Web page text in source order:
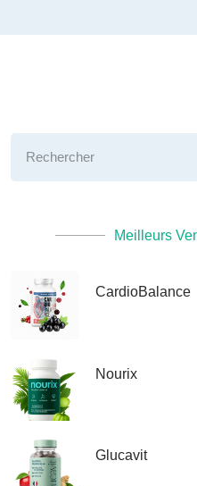
Meilleurs
CardioBalance
Nourix
Glucavit